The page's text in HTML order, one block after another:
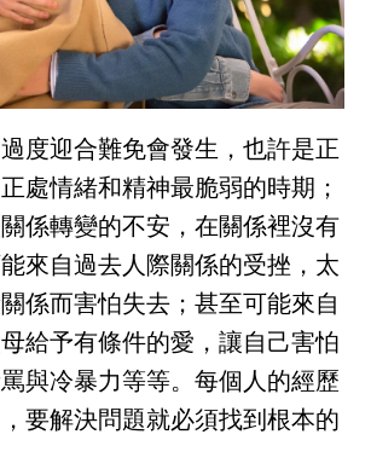
度迎合難免會發生，也許是正
處情緒和精神最脆弱的時期；
係轉變的不安，在關係裡沒有
來自過去人際關係的受挫，太
係而害怕失去；甚至可能來自
給予有條件的愛，讓自己害怕
與冷暴力等等。每個人的經歷
要解決問題就必須找到根本的